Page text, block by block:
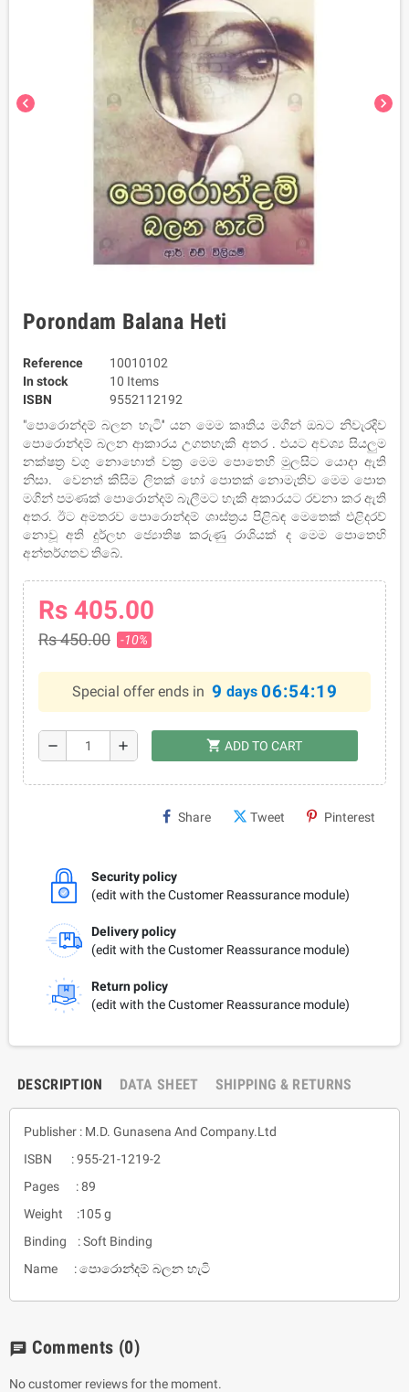
chevron_left chevron_right
Porondam Balana Heti
Reference
10010102
In stock
10 Items
ISBN
9552112192
"පොරොන්දම් බලන හැටි'' යන මෙම කෘතිය මගින් ඔබට නිවැරදිව
පොරොන්දම් බලන ආකාරය උගතහැකි අතර . එයට අවශ්‍ය සියලුම
නක්ෂත්‍ර වගු නොහොත් වක්‍ර මෙම පොතෙහි මුලසිට යොදා ඇති
නිසා. වෙනත් කිසිම ලිතක් හෝ පොතක් නොමැතිව මෙම පොත
මගින් පමණක් පොරොන්දම් බැලීමට හැකි අකාරයට රචනා කර ඇති
අතර. ඊට අමතරව පොරොන්දම් ශාස්ත්‍රය පිළිබඳ මෙතෙක් එළිදරව්
නොවූ අති දුර්ලභ ජ්‍යොතිෂ කරුණු රාශියක් ද මෙම පොතෙහි
අන්තර්ගතව තිබේ.
Rs 405.00
Rs 450.00 -10%
Special offer ends in 9 days 06:54:18
remove add shopping_cart ADD TO CART
Share Tweet Pinterest
Security policy
(edit with the Customer Reassurance module)
Delivery policy
(edit with the Customer Reassurance module)
Return policy
(edit with the Customer Reassurance module)
DESCRIPTION DATA SHEET SHIPPING & RETURNS
Publisher : M.D. Gunasena And Company.Ltd
ISBN : 955-21-1219-2
Pages : 89
Weight :105 g
Binding : Soft Binding
Name :පොරොන්දම් බලන හැටි
chat Comments (0)
No customer reviews for the moment.